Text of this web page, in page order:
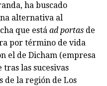
ha buscado
alternativa al
que está ad portas de
por término de vida
el de Dicham (empresa
las sucesivas
de la región de Los